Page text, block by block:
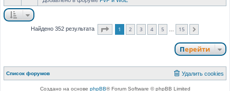
Найдено 352 результата Страница из
1 2 3 4 5 15
Перейти
Список форумов Удалить cookies
Создано на основе phpBB® Forum Software © phpBB Limited